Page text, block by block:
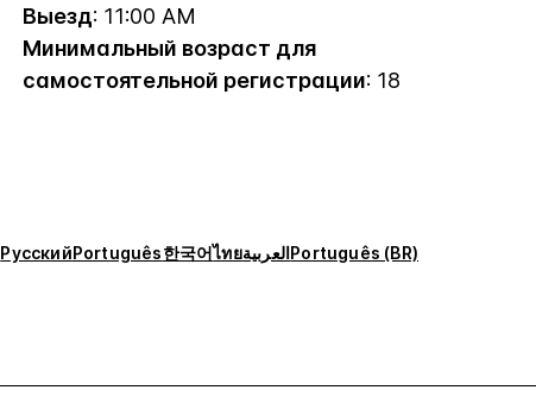
Выезд: 11:00 AM
Минимальный возраст для
самостоятельной регистрации: 18
РусскийPortuguês한국어ไทยالعربيةPortuguês (BR)